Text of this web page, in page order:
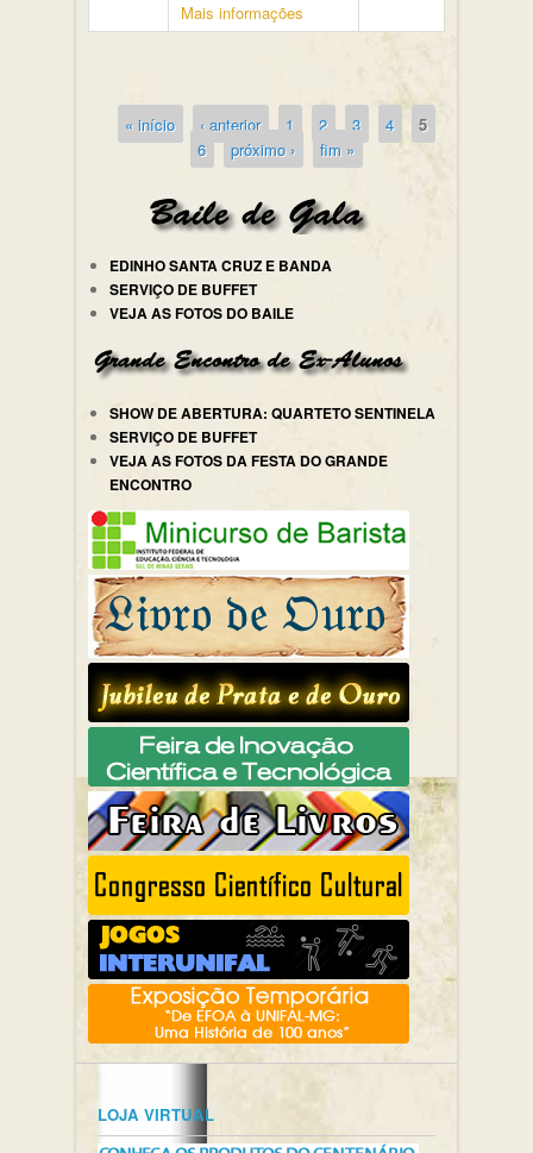
Mais informações
Páginas
« início ‹ anterior 1 2 3 4
5
6
próximo › fim »
EDINHO SANTA CRUZ E BANDA
SERVIÇO DE BUFFET
VEJA AS FOTOS DO BAILE
SHOW DE ABERTURA: QUARTETO SENTINELA
SERVIÇO DE BUFFET
VEJA AS FOTOS DA FESTA DO GRANDE
ENCONTRO
LOJA VIRTUAL